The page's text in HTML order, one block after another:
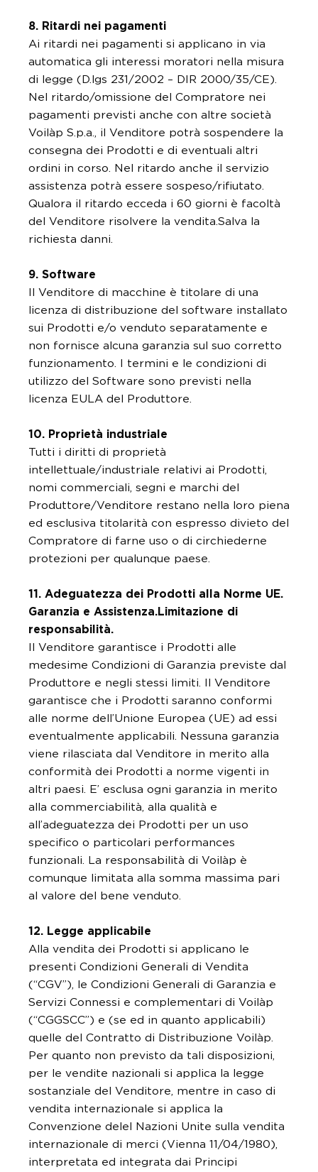
8. Ritardi nei pagamenti
Ai ritardi nei pagamenti si applicano in via
automatica gli interessi moratori nella misura
di legge (D.lgs 231/2002 – DIR 2000/35/CE).
Nel ritardo/omissione del Compratore nei
pagamenti previsti anche con altre società
Voilàp S.p.a., il Venditore potrà sospendere la
consegna dei Prodotti e di eventuali altri
ordini in corso. Nel ritardo anche il servizio
assistenza potrà essere sospeso/rifiutato.
Qualora il ritardo ecceda i 60 giorni è facoltà
del Venditore risolvere la vendita.Salva la
richiesta danni.
9. Software
Il Venditore di macchine è titolare di una
licenza di distribuzione del software installato
sui Prodotti e/o venduto separatamente e
non fornisce alcuna garanzia sul suo corretto
funzionamento. I termini e le condizioni di
utilizzo del Software sono previsti nella
licenza EULA del Produttore.
10. Proprietà industriale
Tutti i diritti di proprietà
intellettuale/industriale relativi ai Prodotti,
nomi commerciali, segni e marchi del
Produttore/Venditore restano nella loro piena
ed esclusiva titolarità con espresso divieto del
Compratore di farne uso o di circhiederne
protezioni per qualunque paese.
11. Adeguatezza dei Prodotti alla Norme UE.
Garanzia e Assistenza.Limitazione di
responsabilità.
Il Venditore garantisce i Prodotti alle
medesime Condizioni di Garanzia previste dal
Produttore e negli stessi limiti. Il Venditore
garantisce che i Prodotti saranno conformi
alle norme dell’Unione Europea (UE) ad essi
eventualmente applicabili. Nessuna garanzia
viene rilasciata dal Venditore in merito alla
conformità dei Prodotti a norme vigenti in
altri paesi. E’ esclusa ogni garanzia in merito
alla commerciabilità, alla qualità e
all’adeguatezza dei Prodotti per un uso
specifico o particolari performances
funzionali. La responsabilità di Voilàp è
comunque limitata alla somma massima pari
al valore del bene venduto.
12. Legge applicabile
Alla vendita dei Prodotti si applicano le
presenti Condizioni Generali di Vendita
(“CGV”), le Condizioni Generali di Garanzia e
Servizi Connessi e complementari di Voilàp
(“CGGSCC”) e (se ed in quanto applicabili)
quelle del Contratto di Distribuzione Voilàp.
Per quanto non previsto da tali disposizioni,
per le vendite nazionali si applica la legge
sostanziale del Venditore, mentre in caso di
vendita internazionale si applica la
Convenzione delel Nazioni Unite sulla vendita
internazionale di merci (Vienna 11/04/1980),
interpretata ed integrata dai Principi